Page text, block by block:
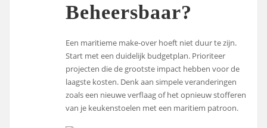
Beheersbaar?
Een maritieme make-over hoeft niet duur te zijn.
Start met een duidelijk budgetplan. Prioriteer
projecten die de grootste impact hebben voor de
laagste kosten. Denk aan simpele veranderingen
zoals een nieuwe verflaag of het opnieuw stofferen
van je keukenstoelen met een maritiem patroon.